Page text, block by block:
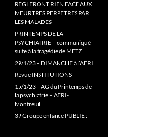
REGLERONT RIEN FACE AUX
MEURTRES PERPETRES PAR
LES MALADES
PRINTEMPS DE LA
PSYCHIATRIE – communiqué
suite à la tragédie de METZ
29/1/23 – DIMANCHE à l’AERI
Revue INSTITUTIONS
15/1/23 – AG du Printemps de
la psychiatrie – AERI-
Montreuil
39 Groupe enfance PUBLIE :